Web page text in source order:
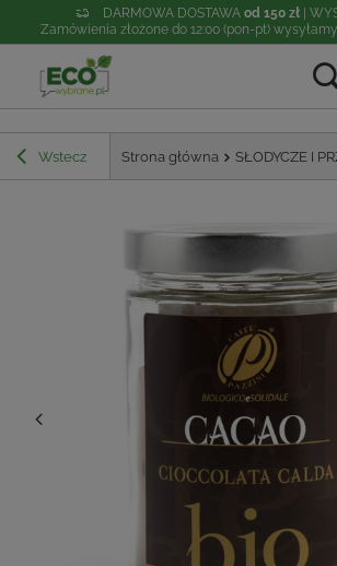
DARMOWA DOSTAWA od 150 zł |
Zamówienia złożone do 12:00 (pon-pt)
Wstecz Strona główna SŁODYCZE I